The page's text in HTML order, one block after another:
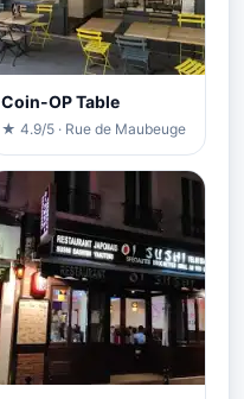
Coin-OP Table
★ 4.9/5 · Rue de Maubeuge